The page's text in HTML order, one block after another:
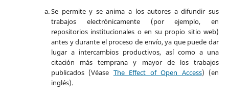
Se permite y se anima a los autores a difundir sus
trabajos electrónicamente (por ejemplo, en
repositorios institucionales o en su propio sitio web)
antes y durante el proceso de envío, ya que puede dar
lugar a intercambios productivos, así como a una
citación más temprana y mayor de los trabajos
publicados (Véase The Effect of Open Access) (en
inglés).